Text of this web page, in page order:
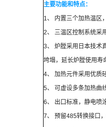
主要功能和特点：
1、
内置三个加热温区
2、 三温区控制系统采
3、 炉膛采用日本技术
垮塌，延长炉膛使用寿
4、 加热元件采用优质
5、 可虚设多条加热曲
6、 出口标准，静电喷
7、 预留485转换接口